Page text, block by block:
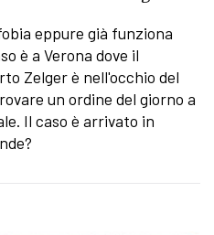
eppure già funziona
è a Verona dove il
Zelger è nell'occhio del
un ordine del giorno a
Il caso è arrivato in